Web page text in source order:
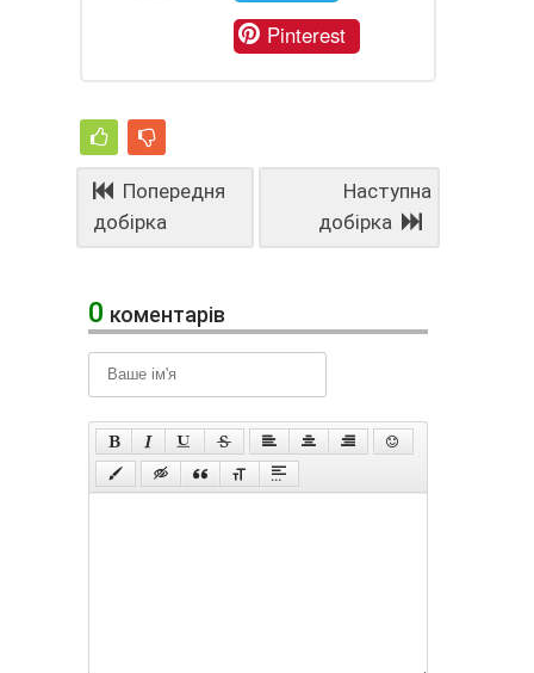
Pinterest
Попередня
добірка
Наступна
добірка
0 коментарів